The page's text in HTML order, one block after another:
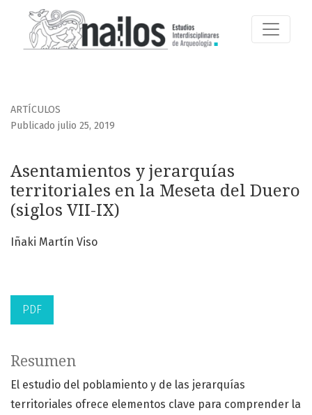
Asentamientos y jerarquías territoriales en la Meseta del
ARTÍCULOS
Asentamientos y jerarquías
territoriales en la Meseta del Duero
(siglos VII-IX)
Publicado julio 25, 2019
Iñaki Martín Viso
PDF
Resumen
El estudio del poblamiento y de las jerarquías
territoriales ofrece elementos clave para comprender la